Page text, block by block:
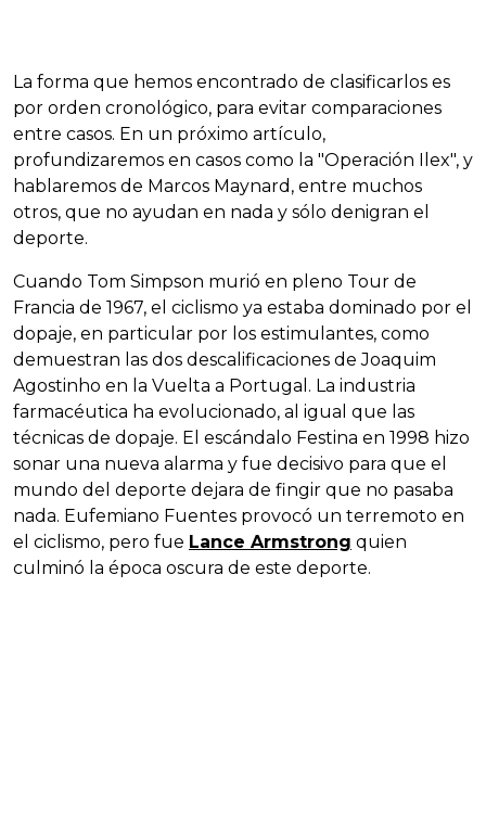
La forma que hemos encontrado de clasificarlos es
por orden cronológico, para evitar comparaciones
entre casos. En un próximo artículo,
profundizaremos en casos como la "Operación Ilex", y
hablaremos de Marcos Maynard, entre muchos
otros, que no ayudan en nada y sólo denigran el
deporte.
Cuando Tom Simpson murió en pleno Tour de
Francia de 1967, el ciclismo ya estaba dominado por el
dopaje, en particular por los estimulantes, como
demuestran las dos descalificaciones de Joaquim
Agostinho en la Vuelta a Portugal. La industria
farmacéutica ha evolucionado, al igual que las
técnicas de dopaje. El escándalo Festina en 1998 hizo
sonar una nueva alarma y fue decisivo para que el
mundo del deporte dejara de fingir que no pasaba
nada. Eufemiano Fuentes provocó un terremoto en
el ciclismo, pero fue Lance Armstrong quien
culminó la época oscura de este deporte.